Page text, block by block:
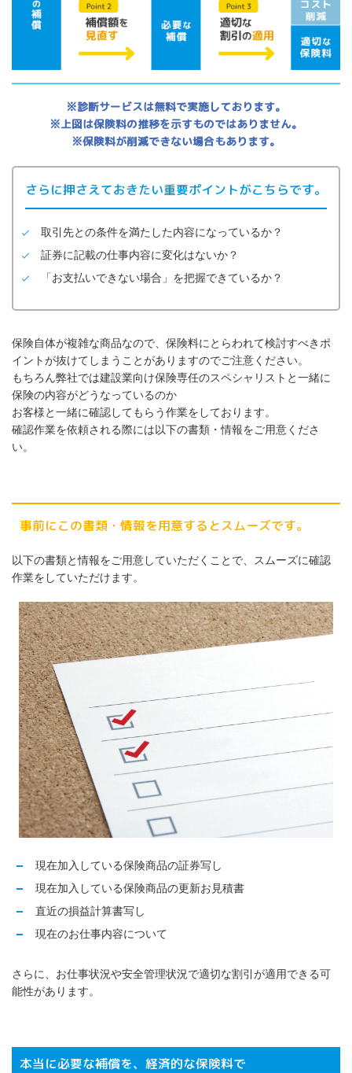
※診断サービスは無料で実施しております。
※上図は保険料の推移を示すものではありません。
※保険料が削減できない場合もあります。
さらに押さえておきたい重要ポイントがこちらです。
取引先との条件を満たした内容になっているか？
証券に記載の仕事内容に変化はないか？
「お支払いできない場合」を把握できているか？
保険自体が複雑な商品なので、保険料にとらわれて検討すべきポ
イントが抜けてしまうことがありますのでご注意ください。
もちろん弊社では建設業向け保険専任のスペシャリストと一緒に
保険の内容がどうなっているのか
お客様と一緒に確認してもらう作業をしております。
確認作業を依頼される際には以下の書類・情報をご用意くださ
い。
事前にこの書類・情報を用意するとスムーズです。
以下の書類と情報をご用意していただくことで、スムーズに確認
作業をしていただけます。
現在加入している保険商品の証券写し
現在加入している保険商品の更新お見積書
直近の損益計算書写し
現在のお仕事内容について
さらに、お仕事状況や安全管理状況で適切な割引が適用できる可
能性があります。
本当に必要な補償を、経済的な保険料で